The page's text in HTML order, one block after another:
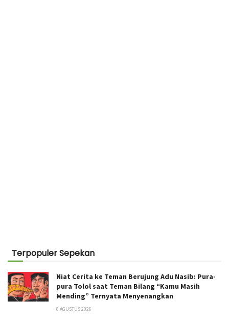
Terpopuler Sepekan
Niat Cerita ke Teman Berujung Adu Nasib: Pura-
pura Tolol saat Teman Bilang “Kamu Masih
Mending” Ternyata Menyenangkan
6 AGUSTUS 2026